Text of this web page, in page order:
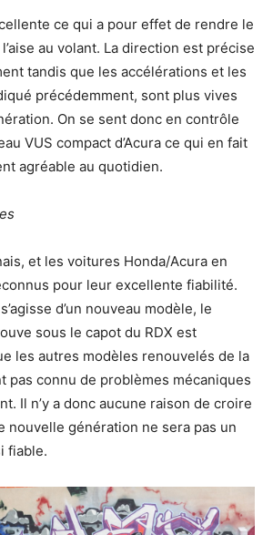
ce qui a pour effet de rendre le
au volant. La direction est précise
tandis que les accélérations et les
précédemment, sont plus vives
On se sent donc en contrôle
VUS compact d’Acura ce qui en fait
agréable au quotidien.
et les voitures Honda/Acura en
pour leur excellente fiabilité.
d’un nouveau modèle, le
sous le capot du RDX est
les autres modèles renouvelés de la
pas connu de problèmes mécaniques
Il n’y a donc aucune raison de croire
nouvelle génération ne sera pas un
fiable.